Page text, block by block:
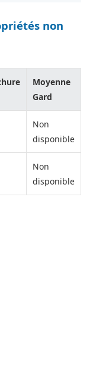
non
Moyenne
Gard
Non
disponible
Non
disponible